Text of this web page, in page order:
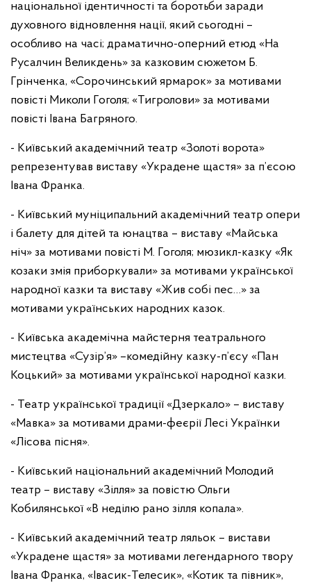
національної ідентичності та боротьби заради
духовного відновлення нації, який сьогодні –
особливо на часі; драматично-оперний етюд «На
Русалчин Великдень» за казковим сюжетом Б.
Грінченка, «Сорочинський ярмарок» за мотивами
повісті Миколи Гоголя; «Тигролови» за мотивами
повісті Івана Багряного.
- Київський академічний театр «Золоті ворота»
репрезентував виставу «Украдене щастя» за п’єсою
Івана Франка.
- Київський муніципальний академічний театр опери
і балету для дітей та юнацтва – виставу «Майська
ніч» за мотивами повісті М. Гоголя; мюзикл-казку «Як
козаки змія приборкували» за мотивами української
народної казки та виставу «Жив собі пес…» за
мотивами українських народних казок.
- Київська академічна майстерня театрального
мистецтва «Сузір’я» –комедійну казку-п’єсу «Пан
Коцький» за мотивами української народної казки.
- Театр української традиції «Дзеркало» – виставу
«Мавка» за мотивами драми-феєрії Лесі Українки
«Лісова пісня».
- Київський національний академічний Молодий
театр – виставу «Зілля» за повістю Ольги
Кобилянської «В неділю рано зілля копала».
- Київський академічний театр ляльок – вистави
«Украдене щастя» за мотивами легендарного твору
Івана Франка, «Івасик-Телесик», «Котик та півник»,